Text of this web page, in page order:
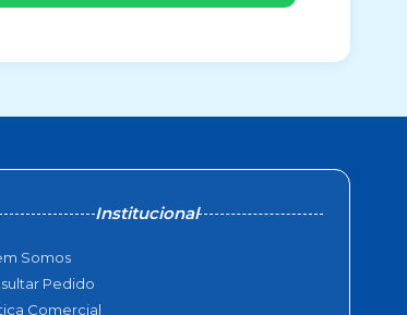
Institucional
Somos
Pedido
Comercial